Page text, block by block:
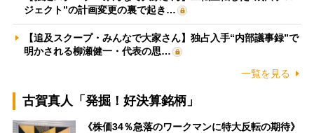
ジェクト”の計画変更の裏で起き…
【追及スクープ・みんなで大家さん】独占入手“内部議事録”で
明かされる柳瀬健一・代表の思…
一覧を見る
古賀真人「発掘！好決算銘柄」
《株価34％急落のワークマンに特大反転の期待》